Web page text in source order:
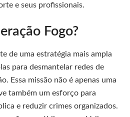
e seus profissionais.
Fogo?
de uma estratégia mais ampla
para desmantelar redes de
Essa missão não é apenas uma
também um esforço para
e reduzir crimes organizados.